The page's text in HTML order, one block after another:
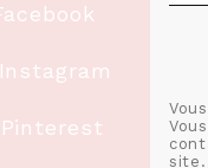
Instagram
Pinterest
site.